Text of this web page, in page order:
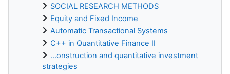
SOCIAL RESEARCH METHODS
Equity and Fixed Income
Automatic Transactional Systems
C++ in Quantitative Finance II
...onstruction and quantitative investment
strategies